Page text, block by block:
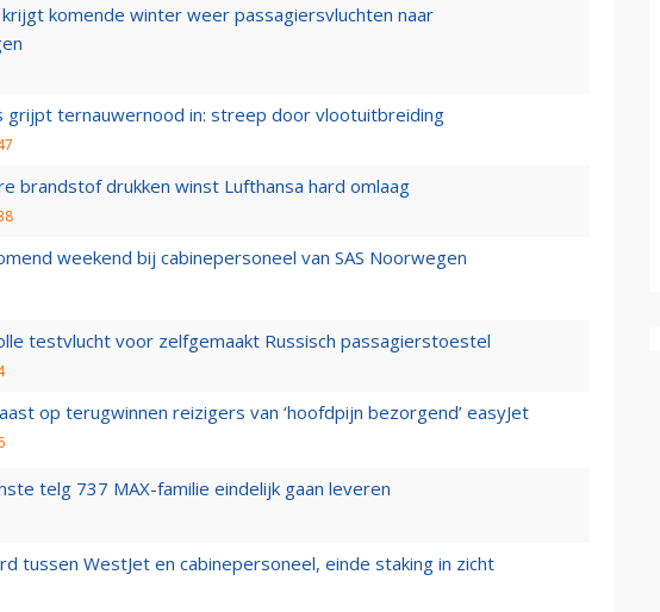
krijgt komende winter weer passagiersvluchten naar
grijpt ternauwernood in: streep door vlootuitbreiding
brandstof drukken winst Lufthansa hard omlaag
weekend bij cabinepersoneel van SAS Noorwegen
testvlucht voor zelfgemaakt Russisch passagierstoestel
op terugwinnen reizigers van ‘hoofdpijn bezorgend’ easyJet
telg 737 MAX-familie eindelijk gaan leveren
tussen WestJet en cabinepersoneel, einde staking in zicht